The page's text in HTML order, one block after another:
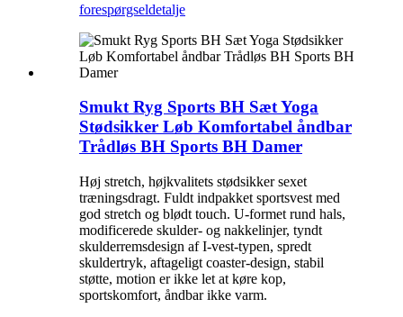
forespørgseldetalje
Smukt Ryg Sports BH Sæt Yoga
Stødsikker Løb Komfortabel åndbar
Trådløs BH Sports BH Damer
Høj stretch, højkvalitets stødsikker sexet
træningsdragt. Fuldt indpakket sportsvest med
god stretch og blødt touch. U-formet rund hals,
modificerede skulder- og nakkelinjer, tyndt
skulderremsdesign af I-vest-typen, spredt
skuldertryk, aftageligt coaster-design, stabil
støtte, motion er ikke let at køre kop,
sportskomfort, åndbar ikke varm.